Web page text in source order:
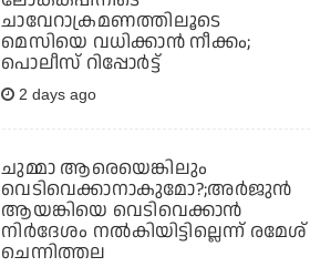
ചാവേറാക്രമണത്തിലൂടെ
മെസിയെ വധിക്കാന്‍ നീക്കം;
പൊലീസ് റിപ്പോര്‍ട്ട്
2 days ago
ചുമ്മാ ആരെയെങ്കിലും
വെടിവെക്കാനാകുമോ?;അര്‍ജുന്‍
ആയങ്കിയെ വെടിവെക്കാന്‍
നിര്‍ദേശം നല്‍കിയിട്ടില്ലെന്ന് രമേശ്
ചെന്നിത്തല